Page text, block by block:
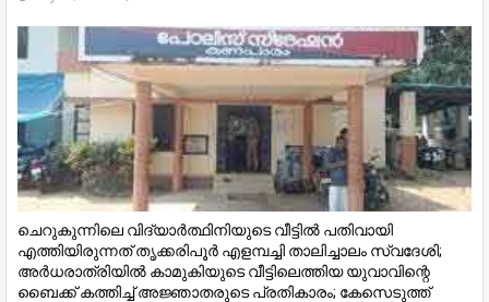
ചെറുകുന്നിലെ വിദ്യാർത്ഥിനിയുടെ വീട്ടിൽ പതിവായി
എത്തിയിരുന്നത് തൃക്കരിപൂർ എളമ്പച്ചി താലിച്ചാലം സ്വദേശി;
അർധരാത്രിയിൽ കാമുകിയുടെ വീട്ടിലെത്തിയ യുവാവിന്റെ
ബൈക്ക് കത്തിച്ച് അജ്ഞാതരുടെ പ്രതികാരം; കേസെടുത്ത്